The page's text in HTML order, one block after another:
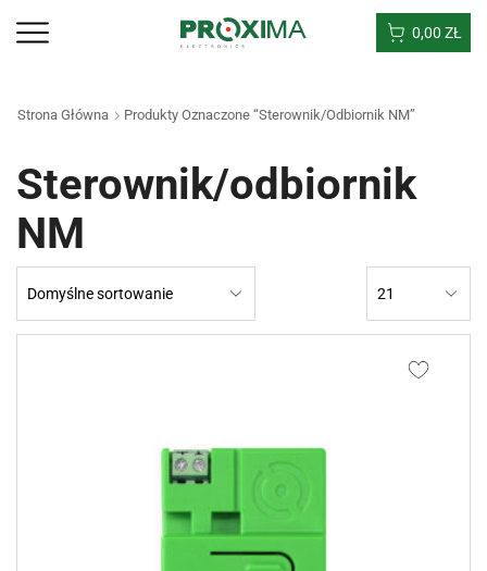
0,00 ZŁ
Strona Główna Produkty Oznaczone “Sterownik/odbiornik NM”
Sterownik/odbiornik
NM